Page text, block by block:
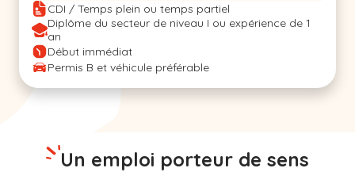
CDI / Temps plein ou temps partiel
Diplôme du secteur de niveau I ou expérience de 1
an
Début immédiat
Permis B et véhicule préférable
Un emploi porteur de sens